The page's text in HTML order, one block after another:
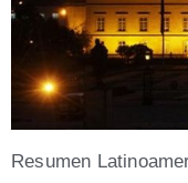
Resu­men